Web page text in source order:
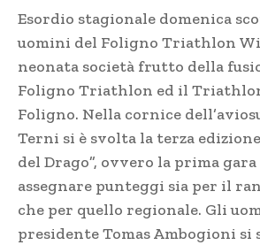
Esordio stagionale domenica
uomini del Foligno Triathlon
neonata società frutto della
Foligno Triathlon ed il
Foligno. Nella cornice
Terni si è svolta la terza
del Drago”, ovvero la prima gara
assegnare punteggi sia per il
che per quello regionale. Gli
presidente Tomas Ambogioni si